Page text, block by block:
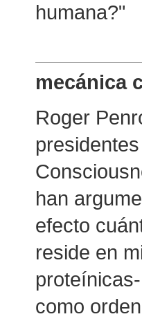
humana?"
mecánica
Roger
han
efecto
reside en
como